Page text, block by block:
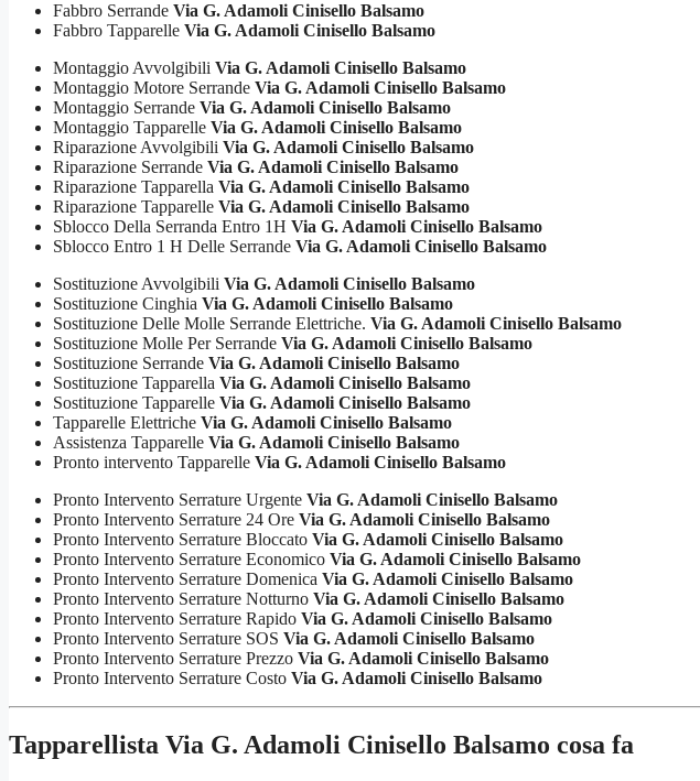
Fabbro Serrande Via G. Adamoli Cinisello Balsamo
Fabbro Tapparelle Via G. Adamoli Cinisello Balsamo
Montaggio Avvolgibili Via G. Adamoli Cinisello Balsamo
Montaggio Motore Serrande Via G. Adamoli Cinisello Balsamo
Montaggio Serrande Via G. Adamoli Cinisello Balsamo
Montaggio Tapparelle Via G. Adamoli Cinisello Balsamo
Riparazione Avvolgibili Via G. Adamoli Cinisello Balsamo
Riparazione Serrande Via G. Adamoli Cinisello Balsamo
Riparazione Tapparella Via G. Adamoli Cinisello Balsamo
Riparazione Tapparelle Via G. Adamoli Cinisello Balsamo
Sblocco Della Serranda Entro 1H Via G. Adamoli Cinisello Balsamo
Sblocco Entro 1 H Delle Serrande Via G. Adamoli Cinisello Balsamo
Sostituzione Avvolgibili Via G. Adamoli Cinisello Balsamo
Sostituzione Cinghia Via G. Adamoli Cinisello Balsamo
Sostituzione Delle Molle Serrande Elettriche. Via G. Adamoli Cinisello Balsamo
Sostituzione Molle Per Serrande Via G. Adamoli Cinisello Balsamo
Sostituzione Serrande Via G. Adamoli Cinisello Balsamo
Sostituzione Tapparella Via G. Adamoli Cinisello Balsamo
Sostituzione Tapparelle Via G. Adamoli Cinisello Balsamo
Tapparelle Elettriche Via G. Adamoli Cinisello Balsamo
Assistenza Tapparelle Via G. Adamoli Cinisello Balsamo
Pronto intervento Tapparelle Via G. Adamoli Cinisello Balsamo
Pronto Intervento Serrature Urgente Via G. Adamoli Cinisello Balsamo
Pronto Intervento Serrature 24 Ore Via G. Adamoli Cinisello Balsamo
Pronto Intervento Serrature Bloccato Via G. Adamoli Cinisello Balsamo
Pronto Intervento Serrature Economico Via G. Adamoli Cinisello Balsamo
Pronto Intervento Serrature Domenica Via G. Adamoli Cinisello Balsamo
Pronto Intervento Serrature Notturno Via G. Adamoli Cinisello Balsamo
Pronto Intervento Serrature Rapido Via G. Adamoli Cinisello Balsamo
Pronto Intervento Serrature SOS Via G. Adamoli Cinisello Balsamo
Pronto Intervento Serrature Prezzo Via G. Adamoli Cinisello Balsamo
Pronto Intervento Serrature Costo Via G. Adamoli Cinisello Balsamo
Tapparellista Via G. Adamoli Cinisello Balsamo cosa fa